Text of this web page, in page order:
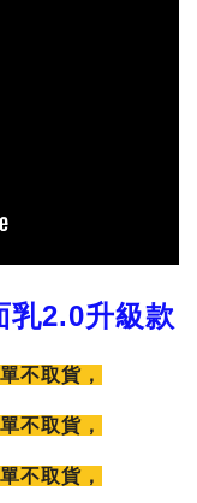
乳2.0升級款
不取貨，
不取貨，
不取貨，